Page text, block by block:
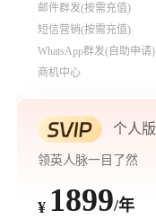
邮件群发(按需充值)
短信营销(按需充值)
WhatsApp群发(自助申请)
商机中心
个人版
领英人脉一目了然
¥ 1899/年